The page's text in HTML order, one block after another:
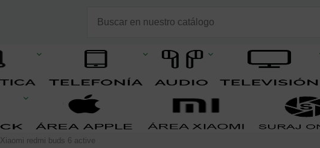
Xiaomi redmi buds 6 active